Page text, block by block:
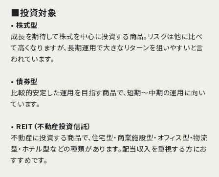
■投資対象
• 株式型
成長を期待して株式を中心に投資する商品。リスクは他に比べ
て高くなりますが、長期運用で大きなリターンを狙いやすいと言
われています。
• 債券型
比較的安定した運用を目指す商品で、短期～中期の運用に向い
ています。
• REIT（不動産投資信託）
不動産に投資する商品で、住宅型・商業施設型・オフィス型・物流
型・ホテル型などの種類があります。配当収入を重視する方にお
すすめです。